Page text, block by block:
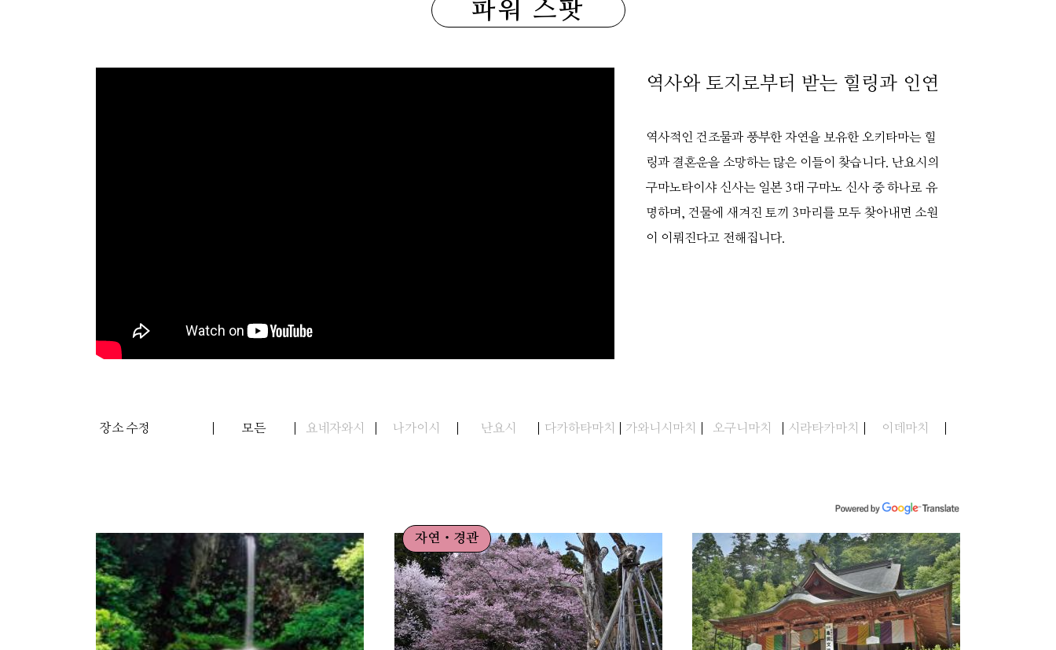
파워 스팟
역사와 토지로부터 받는 힐링과 인연
역사적인 건조물과 풍부한 자연을 보유한 오키타마는 힐
링과 결혼운을 소망하는 많은 이들이 찾습니다. 난요시의
구마노타이샤 신사는 일본 3대 구마노 신사 중 하나로 유
명하며, 건물에 새겨진 토끼 3마리를 모두 찾아내면 소원
이 이뤄진다고 전해집니다.
장소 수정 모든 요네자와시 나가이시 난요시 다카하타마치 가와니시마치 오구니마치 시라타카마치 이데마치
자연・경관